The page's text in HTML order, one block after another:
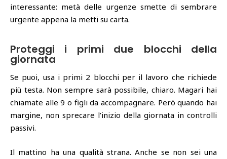
interessante: metà delle urgenze smette di sembrare
urgente appena la metti su carta.
Proteggi i primi due blocchi della
giornata
Se puoi, usa i primi 2 blocchi per il lavoro che richiede
più testa. Non sempre sarà possibile, chiaro. Magari hai
chiamate alle 9 o figli da accompagnare. Però quando hai
margine, non sprecare l’inizio della giornata in controlli
passivi.
Il mattino ha una qualità strana. Anche se non sei una